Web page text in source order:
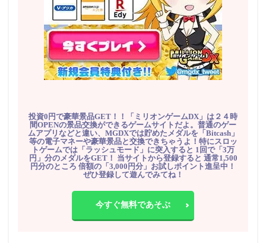
投資0円で豪華景品GET！！「ミリオンゲームDX」は２４時
間OPENの景品交換ができるゲームサイトだよ。普通のゲー
ムアプリなどと違い、MGDXでは貯めたメダルを「Bitcash」
等の電子マネーや豪華景品と交換できちゃうよ！特にスロッ
トゲームでは「ラッシュモード」に突入すると 1回で「3万
円」分のメダルをGET！ 当サイトから登録すると 通常1,500
円分のところ 倍額の「3,000円分」お試しポイント進呈中！
ぜひ登録して遊んでみてね！
今すぐ無料であそぶ